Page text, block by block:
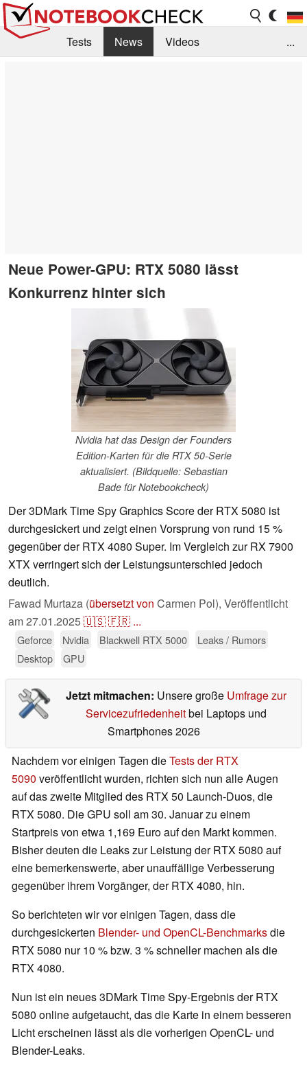
Tests News
Videos
...
Neue Power-GPU: RTX 5080 lässt
Konkurrenz hinter sich
Nvidia hat das Design der Founders
Edition-Karten für die RTX 50-Serie
aktualisiert. (Bildquelle: Sebastian
Bade für Notebookcheck)
Der 3DMark Time Spy Graphics Score der RTX 5080 ist
durchgesickert und zeigt einen Vorsprung von rund 15 %
gegenüber der RTX 4080 Super. Im Vergleich zur RX 7900
XTX verringert sich der Leistungsunterschied jedoch
deutlich.
Fawad Murtaza (übersetzt von Carmen Pol), Veröffentlicht
am27.01.2025🇺🇸🇫🇷 ...
Geforce Nvidia Blackwell RTX 5000
Leaks / Rumors
Desktop
GPU
Jetzt mitmachen: Unsere große Umfrage zur
Servicezufriedenheitbei Laptops und
Smartphones 2026
Nachdem vor einigen Tagen dieTests der RTX
5090 veröffentlicht wurden, richten sich nun alle Augen
auf das zweite Mitglied des RTX 50 Launch-Duos, die
RTX 5080. Die GPU soll am 30. Januar zu einem
Startpreis von etwa 1,169 Euro auf den Markt kommen.
Bisher deuten die Leaks zur Leistung der RTX 5080 auf
eine bemerkenswerte, aber unauffällige Verbesserung
gegenüber ihrem Vorgänger, der RTX 4080, hin.
So berichteten wir vor einigen Tagen, dass die
durchgesickerten Blender- und OpenCL-Benchmarksdie
RTX 5080 nur 10 % bzw. 3 % schneller machen als die
RTX 4080.
Nun ist ein neues 3DMark Time Spy-Ergebnis der RTX
5080 online aufgetaucht, das die Karte in einem besseren
Licht erscheinen lässt als die vorherigen OpenCL- und
Blender-Leaks.